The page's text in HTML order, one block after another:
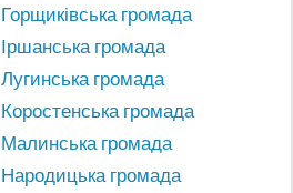
Горщиківська громада
Іршанська громада
Лугинська громада
Коростенська громада
Малинська громада
Народицька громада